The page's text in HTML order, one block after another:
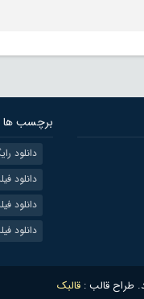
برچسب ها
دانلود
دانلود
دانلود
دانلود
طراح قالب : قالبک